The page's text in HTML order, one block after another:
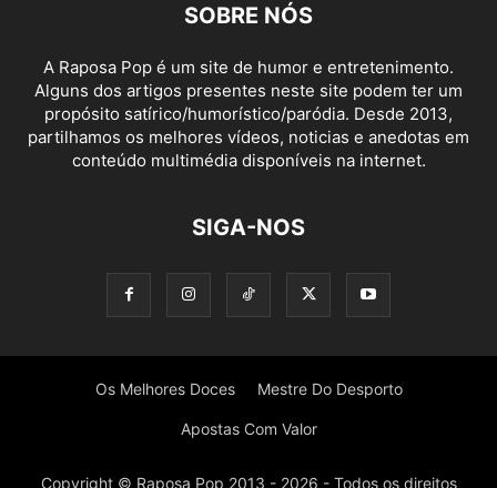
SOBRE NÓS
A Raposa Pop é um site de humor e entretenimento.
Alguns dos artigos presentes neste site podem ter um
propósito satírico/humorístico/paródia. Desde 2013,
partilhamos os melhores vídeos, noticias e anedotas em
conteúdo multimédia disponíveis na internet.
SIGA-NOS
Os Melhores Doces Mestre Do Desporto
Apostas Com Valor
Copyright © Raposa Pop 2013 - 2026 - Todos os direitos